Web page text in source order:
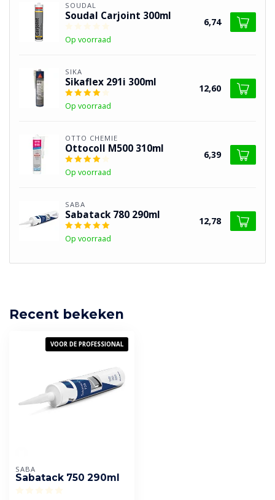
SOUDAL
Soudal Carjoint 300ml
Op voorraad
6,74
SIKA
Sikaflex 291i 300ml
Op voorraad
12,60
OTTO CHEMIE
Ottocoll M500 310ml
Op voorraad
6,39
SABA
Sabatack 780 290ml
Op voorraad
12,78
Recent bekeken
VOOR DE PROFESSIONAL
SABA
Sabatack 750 290ml